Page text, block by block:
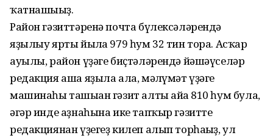
ҡатнашығыҙ.
Район гәзиттәренә почта бүлексәләрендә
яҙылыу ярты йылға 979 һум 32 тин тора. Асҡар
ауылы, район үҙәге биҫтәләрендә йәшәүселәр
редакция аша яҙыла ала, мәғлүмәт үҙәге
машинаһы ташыған гәзит алты айға 810 һум була,
әгәр инде аҙнаһына ике тапҡыр гәзитте
редакциянан үҙегеҙ килеп алып торһағыҙ, ул